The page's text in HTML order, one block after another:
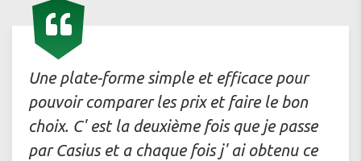
Une plate-forme simple et efficace pour
pouvoir comparer les prix et faire le bon
choix. C' est la deuxième fois que je passe
par Casius et a chaque fois j' ai obtenu ce